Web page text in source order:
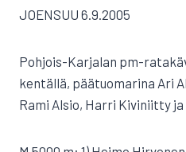
JOENSUU 6.9.2005
Pohjois-Karjalan pm-
kentällä, päätuomarina Ari
Rami Alsio, Harri Kiviniitty